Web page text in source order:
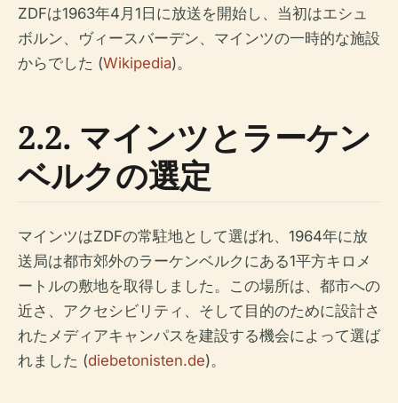
ZDFは1963年4月1日に放送を開始し、当初はエシュ
ボルン、ヴィースバーデン、マインツの一時的な施設
からでした (Wikipedia)。
2.2. マインツとラーケン
ベルクの選定
マインツはZDFの常駐地として選ばれ、1964年に放
送局は都市郊外のラーケンベルクにある1平方キロメ
ートルの敷地を取得しました。この場所は、都市への
近さ、アクセシビリティ、そして目的のために設計さ
れたメディアキャンパスを建設する機会によって選ば
れました (diebetonisten.de)。